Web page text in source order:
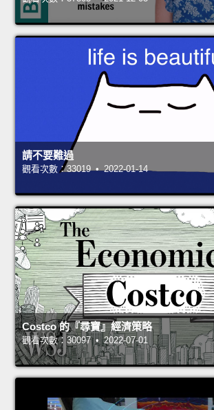
請不要難過
觀看次數：33019 • 2022-01-14
Costco 的『尋寶』經濟策略
觀看次數：30097 • 2022-07-01